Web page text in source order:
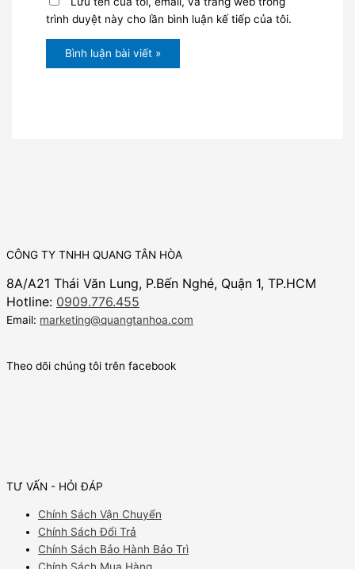
trình duyệt này cho lần bình luận kế tiếp của tôi.
CÔNG TY TNHH QUANG TÂN HÒA
8A/A21 Thái Văn Lung, P.Bến Nghé, Quận 1, TP.HCM
Hotline: 0909.776.455
Email: marketing@quangtanhoa.com
Theo dõi chúng tôi trên facebook
TƯ VẤN - HỎI ĐÁP
Chính Sách Vận Chuyển
Chính Sách Đổi Trả
Chính Sách Bảo Hành Bảo Trì